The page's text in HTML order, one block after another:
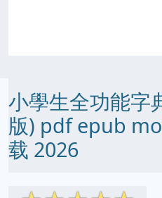
小學生全功能字
版) pdf epub
载 2026